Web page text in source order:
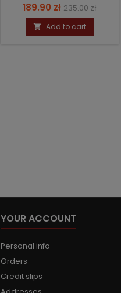
Price
189.90 zł Regular
price
235.00 zł
 Add to cart
YOUR ACCOUNT
Personal info
Orders
Credit slips